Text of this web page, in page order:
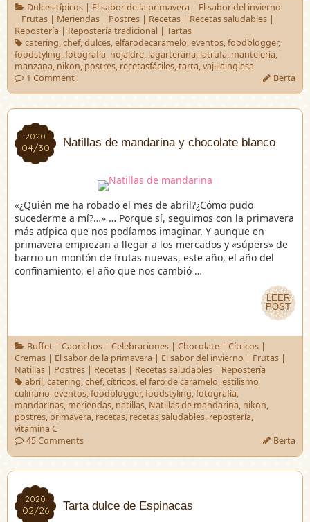
Dulces típicos| El sabor de la primavera | El sabor del invierno
| Frutas | Meriendas | Postres | Recetas | Recetas saludables |
Repostería | Repostería tradicional | Tartas
catering,chef,dulces,elfarodecaramelo,eventos,foodblogger,
foodstyling,fotografía, hojaldre, lagarterana, latrufa, mantelería,
manzana, nikon, postres, recetasfáciles,tarta,vajillainglesa
1 Comment
Berta
2020
04/30
2020
04/30 Natillas de mandarina y chocolate blanco
«¿Quién me ha robado el mes de abril?¿Cómo pudo
sucederme a mí?…» … Porque sí, seguimos con la primavera
más atípica que nos podíamos imaginar. Y aunque en
primavera empiezan a llegar a los mercados y «súpers» de
barrio un montón de frutas nuevas, este año, el año del
confinamiento, el año que nos cambió …
LEER
POST
LEER
POST
Buffet| Caprichos| Celebraciones| Chocolate| Cítricos|
Cremas | El sabor de la primavera | El sabor del invierno | Frutas |
Natillas | Postres | Recetas | Recetas saludables | Repostería
abril,catering,chef,cítricos,el faro de caramelo,estilismo
culinario,eventos,foodblogger,foodstyling,fotografía,
mandarinas, meriendas, natillas, Natillas de mandarina, nikon,
postres, primavera, recetas, recetas saludables, repostería,
vitamina C
45 Comments
Berta
2020
02/26
2020
02/26 Tarta dulce de Espinacas